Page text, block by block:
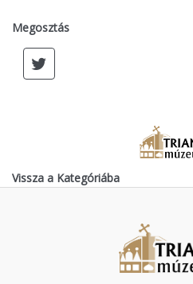
Megosztás
Vissza a Kategóriába